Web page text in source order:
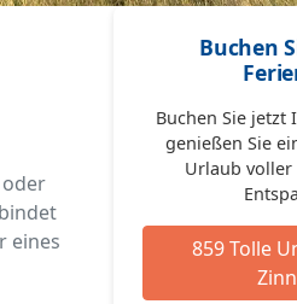
eines
Buchen
Buchen Sie jetzt
genießen Sie
Urlaub voller
859 Tolle